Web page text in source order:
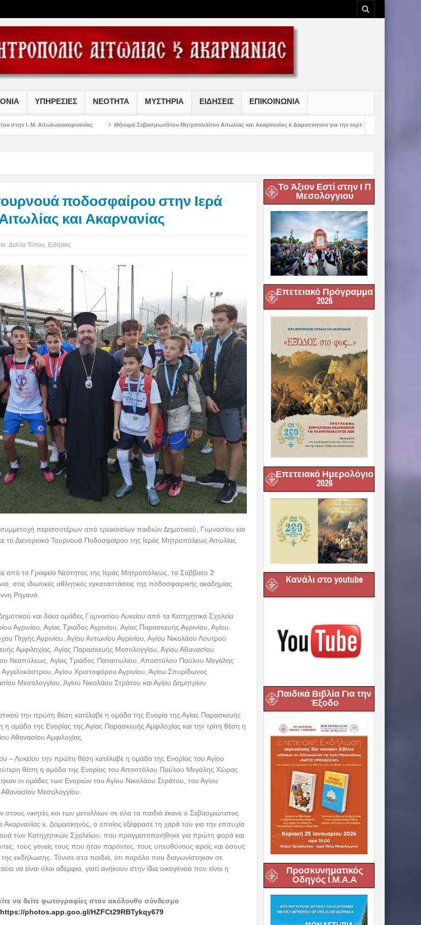
ΥΠΗΡΕΣΙΕΣ ΝΕΟΤΗΤΑ ΜΥΣΤΗΡΙΑ ΕΙΔΗΣΕΙΣ ΕΠΙΚΟΙΝΩΝΙΑ
Μήνυμα Σεβασμιωτάτου Μητροπολίτου Αιτωλίας και Ακαρνανίας κ Δαμασκηνου για την εορτή της Μετραμορφώσεως του Κυρίου
ποδοσφαίρου στην Ιερά
και Ακαρνανίας
in: Δελτία Τύπου, Ειδήσεις
συμμετοχή περισσοτέρων από τριακοσίων παιδιών Δημοτικού, Γυμνασίου και
το Διενοριακό Τουρνουά Ποδοσφαίρου της Ιεράς Μητροπόλεως Αιτωλίας
από το Γραφείο Νεότητος της Ιεράς Μητροπόλεως, το Σάββατο 2
στις ιδιωτικές αθλητικές εγκαταστάσεις της ποδοσφαιρικής ακαδημίας
Ρηγανά.
και δέκα ομάδες Γυμνασίου Λυκείου από τα Κατηχητικά Σχολεία
Αγρινίου, Αγίας Τριάδος Αγρινίου, Αγίας Παρασκευής Αγρινίου, Αγίου
Πηγής Αγρινίου, Αγίου Αντωνίου Αγρινίου, Αγίου Νικολάου Λουτρού
Αμφιλοχίας, Αγίας Παρασκευής Μεσολογγίου, Αγίου Αθανασίου
Νεαπόλεως, Αγίας Τριάδος Παναιτωλίου, Αποστόλου Παύλου Μεγάλης
Αγίου Χριστοφόρου Αγρινίου, Αγίου Σπυρίδωνος
Μεσολογγίου, Αγίου Νικολάου Στράτου και Αγίου Δημητρίου
την πρώτη θέση κατέλαβε η ομάδα της Ενορία της Αγίας Παρασκευής
η ομάδα της Ενορίας της Αγίας Παρασκευής Αμφιλοχίας και την τρίτη θέση η
Αθανασίου Αμφιλοχίας.
– Λυκείου την πρώτη θέση κατέλαβε η ομάδα της Ενορίας του Αγίου
θέση η ομάδα της Ενορίας του Αποστόλου Παύλου Μεγάλης Χώρας
οι ομάδες των Ενοριών του Αγίου Νικολάου Στράτου, του Αγίου
Μεσολογγίου.
νικητές και των μεταλλίων σε όλα τα παιδιά έκανε ο Σεβασμιώτατος
Ακαρνανίας κ. Δαμασκηνός, ο οποίος εξέφρασε τη χαρά του για την επιτυχία
των Κατηχητικών Σχολείων, που πραγματοποιήθηκε για πρώτη φορά και
τους γονείς τους που ήταν παρόντες, τους υπευθύνους ιερείς και όσους
της εκδήλωσης. Τόνισε στα παιδιά, ότι παρόλο που διαγωνίστηκαν σε
να είναι όλοι αδέρφια, γιατί ανήκουν στην ίδια οικογένεια που είναι η
να δείτε φωτογραφίες στον ακόλουθο σύνδεσμο
https://photos.app.goo.gl/HZFCt29RBTykqy679
Το Άξιον Εστί στην Ι Π
Μεσολογγιου
Επετειακό Πρόγραμμα
2026
Επετειακό Ημερολόγιο
2026
Kανάλι στο youtube
Παιδικά Βιβλία Για την
Έξοδο
Προσκυνηματικός
Οδηγός Ι.Μ.Α.Α